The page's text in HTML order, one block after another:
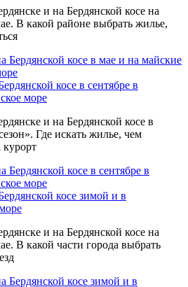
и на Бердянской косе на
В какой районе выбрать жилье,
косе в сентябре в
море
и на Бердянской косе в
Где искать жилье, чем
курорт
косе зимой и в
и на Бердянской косе на
В какой части города выбрать